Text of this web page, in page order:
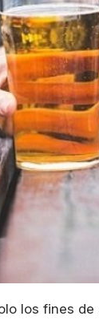
los fines